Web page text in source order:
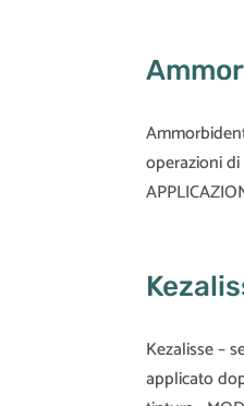
operazioni
Kezalisse –
applicato